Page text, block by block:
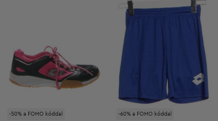
-50% a FOMO kóddal -60% a FOMO kóddal